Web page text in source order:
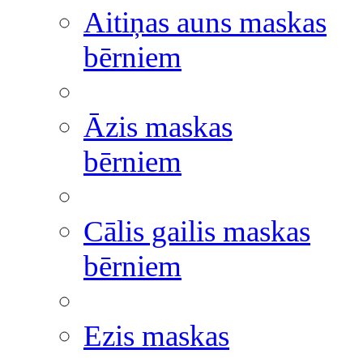
Aitiņas auns maskas
bērniem
Āzis maskas
bērniem
Cālis gailis maskas
bērniem
Ezis maskas